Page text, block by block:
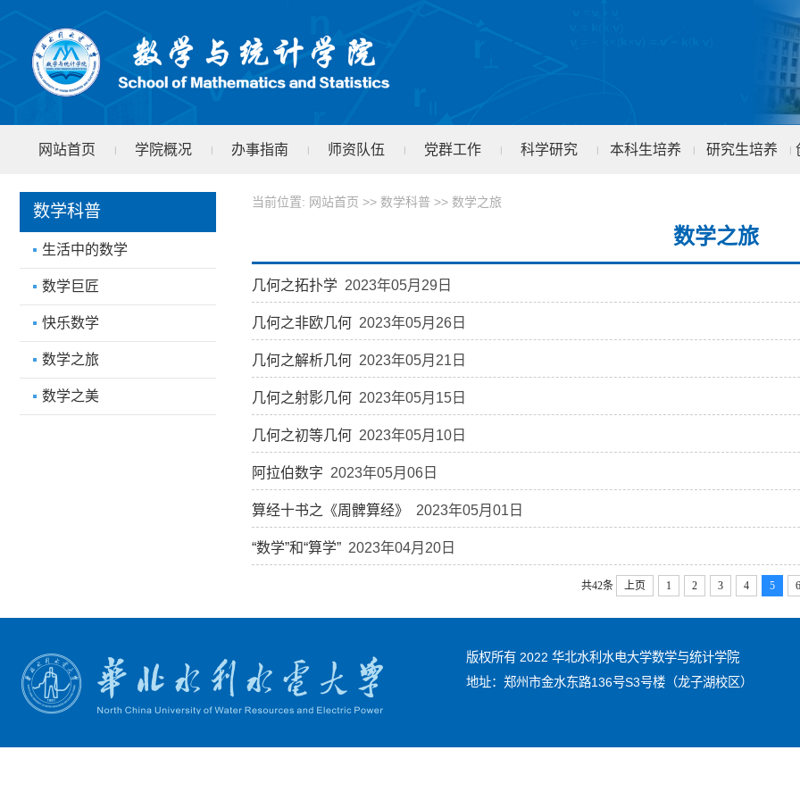
网站首页 | 学院概况 | 办事指南 | 师资队伍 | 党群工作 | 科学研究 | 本科生培养 | 研究生培养 |
学院文件
数学科普
生活中的数学
数学巨匠
快乐数学
数学之旅
数学之美
当前位置: 网站首页 >> 数学科普 >> 数学之旅
数学之旅
几何之拓扑学 2023年05月29日
几何之非欧几何 2023年05月26日
几何之解析几何 2023年05月21日
几何之射影几何 2023年05月15日
几何之初等几何 2023年05月10日
阿拉伯数字 2023年05月06日
算经十书之《周髀算经》 2023年05月01日
“数学”和“算学” 2023年04月20日
共42条 上页 1 2 3 4 5 6
版权所有 2022 华北水利水电大学数学与统计学院
地址：郑州市金水东路136号S3号楼 （龙子湖校区）